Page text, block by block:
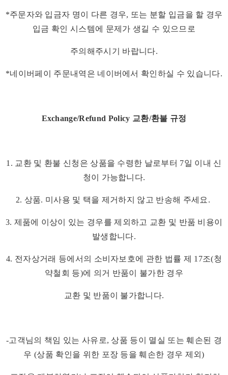
*주문자와 입금자 명이 다른 경우, 또는 분할 입금을 할 경우
입금 확인 시스템에 문제가 생길 수 있으므로
주의해주시기 바랍니다.
*네이버페이 주문내역은 네이버에서 확인하실 수 있습니다.
Exchange/Refund Policy 교환/환불 규정
1. 교환 및 환불 신청은 상품을 수령한 날로부터 7일 이내 신
청이 가능합니다.
2. 상품. 미사용 및 택을 제거하지 않고 반송해 주세요.
3. 제품에 이상이 있는 경우를 제외하고 교환 및 반품 비용이
발생합니다.
4. 전자상거래 등에서의 소비자보호에 관한 법률 제 17조(청
약철회 등)에 의거 반품이 불가한 경우
교환 및 반품이 불가합니다.
-고객님의 책임 있는 사유로, 상품 등이 멸실 또는 훼손된 경
우 (상품 확인을 위한 포장 등을 훼손한 경우 제외)